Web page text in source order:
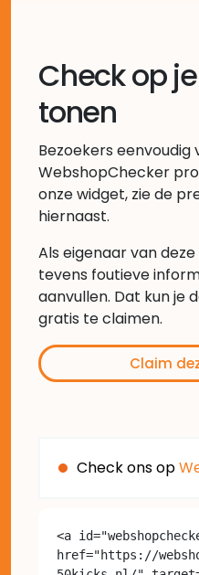
Check op
tonen
Bezoekers eenvoudig
WebshopChecker
onze widget, zie de
hiernaast.
Als eigenaar van
tevens foutieve
aanvullen. Dat kun je
gratis te claimen.
Claim
Check ons op
<a
href="https://